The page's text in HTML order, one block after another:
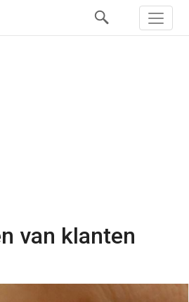
van klanten